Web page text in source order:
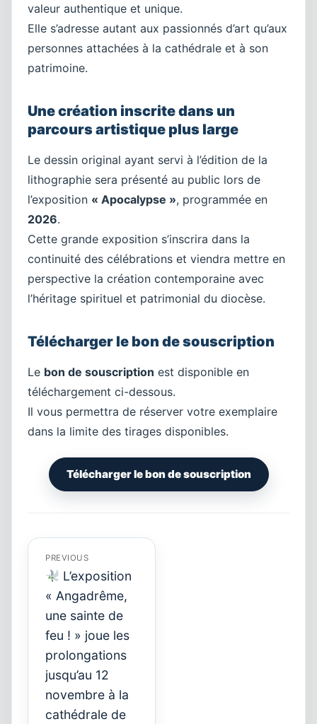
valeur authentique et unique.
Elle s’adresse autant aux passionnés d’art qu’aux
personnes attachées à la cathédrale et à son
patrimoine.
Une création inscrite dans un
parcours artistique plus large
Le dessin original ayant servi à l’édition de la
lithographie sera présenté au public lors de
l’exposition « Apocalypse », programmée en
2026.
Cette grande exposition s’inscrira dans la
continuité des célébrations et viendra mettre en
perspective la création contemporaine avec
l’héritage spirituel et patrimonial du diocèse.
Télécharger le bon de souscription
Le bon de souscription est disponible en
téléchargement ci-dessous.
Il vous permettra de réserver votre exemplaire
dans la limite des tirages disponibles.
Télécharger le bon de souscription
de
l’article
PREVIOUS
Previous
post:
L’exposition
« Angadrême,
une sainte de
feu ! » joue les
prolongations
jusqu’au 12
novembre à la
cathédrale de